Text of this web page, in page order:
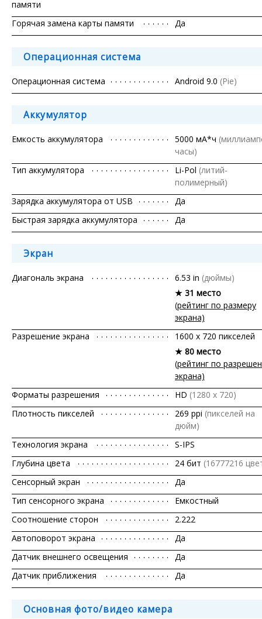
памяти
Горячая замена карты памяти
Да
Операционная система
Операционная система Android 9.0 (Pie)
Аккумулятор
Емкость аккумулятора 5000 мА*ч
часы)
Тип аккумулятора
Li-Pol (литий-
полимерный)
Зарядка аккумулятора от USB
Да
Быстрая зарядка аккумулятора
Да
Экран
Диагональ экрана 6.53 in (дюймы)
★ 31 место
(рейтинг по размеру
экрана)
Разрешение экрана
1600 x 720 пикселей
★ 80 место
(рейтинг по
экрана)
Форматы разрешения
HD (1280 х 720)
Плотность пикселей
269 ppi (пикселей на
дюйм)
Технология экрана
S-IPS
Глубина цвета
24 бит (16777216
Сенсорный экран
Да
Тип сенсорного экрана
Емкостный
Соотношение сторон
2.222
Автоповорот экрана
Да
Датчик внешнего освещения
Да
Датчик приближения
Да
Основная фото/видео камера